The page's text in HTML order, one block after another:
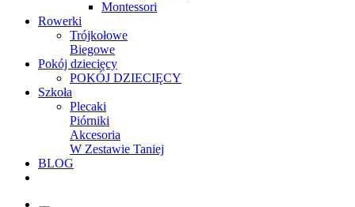
Montessori
Rowerki
Trójkołowe
Biegowe
Pokój dziecięcy
POKÓJ DZIECIĘCY
Szkoła
Plecaki
Piórniki
Akcesoria
W Zestawie Taniej
BLOG